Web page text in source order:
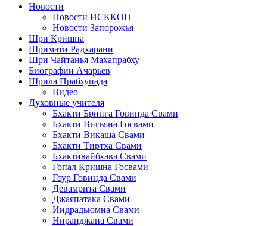
Новости
Новости ИСККОН
Новости Запорожья
Шри Кришна
Шримати Радхарани
Шри Чайтанья Махапрабху
Биографии Ачарьев
Шрила Прабхупада
Видео
Духовные учителя
Бхакти Бринга Говинда Свами
Бхакти Вигьяна Госвами
Бхакти Викаша Свами
Бхакти Тиртха Свами
Бхактивайбхава Свами
Гопал Кришна Госвами
Гоур Говинда Свами
Девамрита Свами
Джаяпатака Свами
Индрадьюмна Свами
Ниранджана Свами